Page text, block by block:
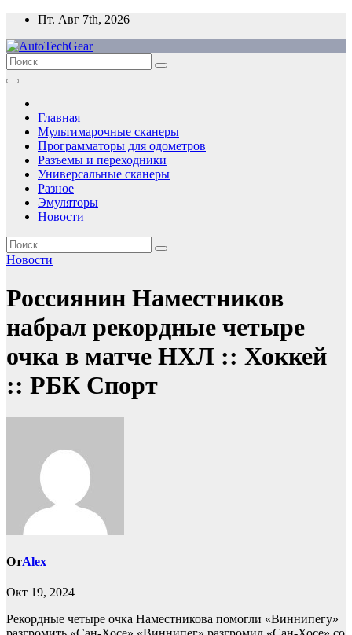
Перейти
содержимому
Пт. Авг 7th, 2026
Главная
Мультимарочные сканеры
Программаторы для одометров
Разъемы и переходники
Универсальные сканеры
Разное
Эмуляторы
Новости
Новости
Россиянин Наместников
набрал рекордные четыре
очка в матче НХЛ :: Хоккей
:: РБК Спорт
ОтAlex
Окт 19, 2024
Рекордные четыре очка Наместникова помогли «Виннипегу»